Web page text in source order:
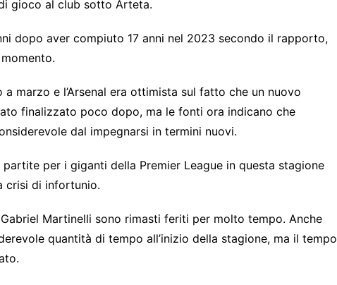
gioco al club sotto Arteta.
dopo aver compiuto 17 anni nel 2023 secondo il rapporto,
marzo e l’Arsenal era ottimista sul fatto che un nuovo
finalizzato poco dopo, ma le fonti ora indicano che
dal impegnarsi in termini nuovi.
per i giganti della Premier League in questa stagione
crisi di infortunio.
Martinelli sono rimasti feriti per molto tempo. Anche
quantità di tempo all’inizio della stagione, ma il tempo